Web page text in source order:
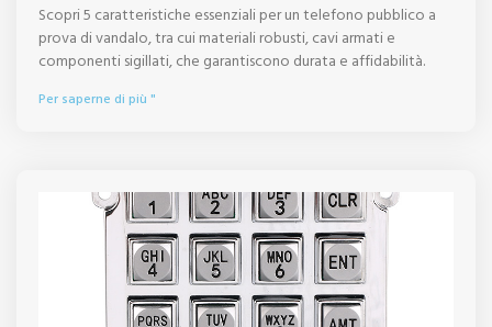
Scopri 5 caratteristiche essenziali per un telefono pubblico a
prova di vandalo, tra cui materiali robusti, cavi armati e
componenti sigillati, che garantiscono durata e affidabilità.
Per saperne di più "